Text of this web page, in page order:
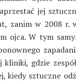
jej
zanim w 2008 r.
ojca. W tym
gdzie
kiedy sztuczne